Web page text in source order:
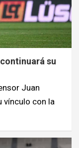
su
Juan
vínculo con la